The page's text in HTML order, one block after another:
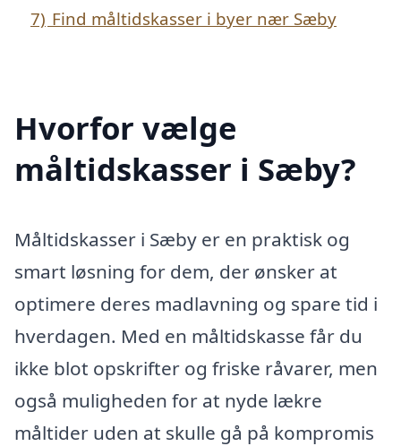
7) Find måltidskasser i byer nær Sæby
Hvorfor vælge
måltidskasser i Sæby?
Måltidskasser i Sæby er en praktisk og
smart løsning for dem, der ønsker at
optimere deres madlavning og spare tid i
hverdagen. Med en måltidskasse får du
ikke blot opskrifter og friske råvarer, men
også muligheden for at nyde lækre
måltider uden at skulle gå på kompromis